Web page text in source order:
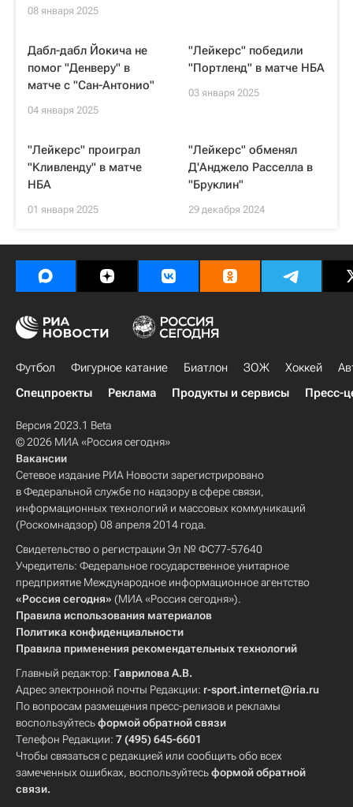
08 января 2025
Дабл-дабл Йокича не
помог "Денверу" в
матче с "Сан-Антонио"
04 января 2025
"Лейкерс" победили
"Портленд" в матче НБА
03 января 2025
"Лейкерс" проиграл
"Кливленду" в матче
НБА
01 января 2025
"Лейкерс" обменял
Д'Анджело Расселла в
"Бруклин"
29 декабря 2024
Футбол Фигурное катание Биатлон ЗОЖ Хоккей
Спецпроекты
Реклама Продукты и сервисы Пресс-
Версия 2023.1 Beta
© 2026 МИА «Россия сегодня»
Вакансии
Сетевое издание РИА Новости зарегистрировано
в Федеральной службе по надзору в сфере связи,
информационных технологий и массовых коммуникаций
(Роскомнадзор) 08 апреля 2014 года.
Свидетельство о регистрации Эл № ФС77-57640
Учредитель: Федеральное государственное унитарное
предприятие Международное информационное агентство
«Россия сегодня» (МИА «Россия сегодня»).
Правила использования материалов
Политика конфиденциальности
Правила применения рекомендательных технологий
Главный редактор: Гаврилова А.В.
Адрес электронной почты Редакции: r-sport.internet@ria.ru
По вопросам размещения пресс-релизов и рекламы
воспользуйтесьформой обратной связи
Телефон Редакции: 7 (495) 645-6601
Чтобы связаться с редакцией или сообщить обо всех
замеченных ошибках, воспользуйтесьформой обратной
связи.